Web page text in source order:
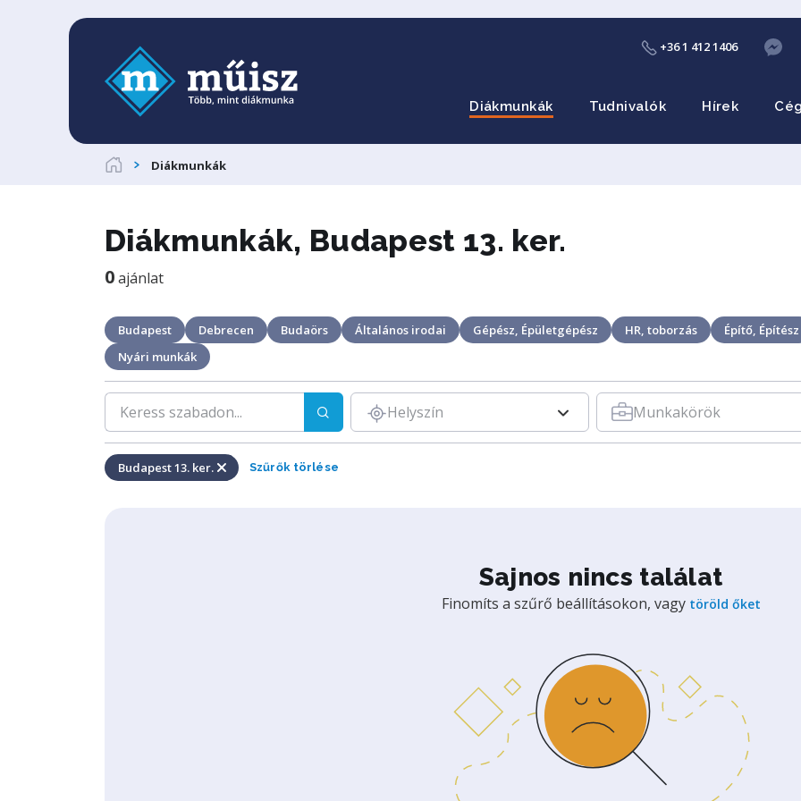
+36 1 412 1406
Diákmunkák Tudnivalók Hírek
Diákmunkák
Diákmunkák, Budapest 13. ker.
0ajánlat
Budapest Debrecen Budaörs Általános irodai Gépész, Épületgépész HR, toborzás Építő, Építész
Nyári munkák
Helyszín Munkakörök
Budapest 13. ker. Szűrők törlése
Sajnos nincs találat
Finomíts a szűrő beállításokon, vagy töröld őket